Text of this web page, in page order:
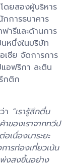
ดยสองผู้บริหาร
การธนาคาร
ารีและด้านการ
หนึ่งในบริษัท
เชีย จัดการการ
อฟริกา ละติน
กติก
า “เรารู้สึกตื่น
าของเราจากทวีป
เนื่องมาระยะ
ารท่องเที่ยวเน้น
งสูงขึ้นอย่าง